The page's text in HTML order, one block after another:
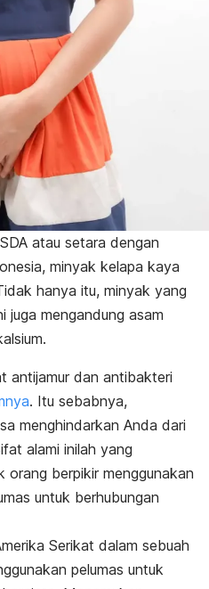
atau setara dengan
minyak kelapa kaya
hanya itu, minyak yang
juga mengandung asam
antijamur dan antibakteri
. Itu sebabnya,
menghindarkan Anda dari
alami inilah yang
orang berpikir menggunakan
untuk berhubungan
Serikat dalam sebuah
pelumas untuk